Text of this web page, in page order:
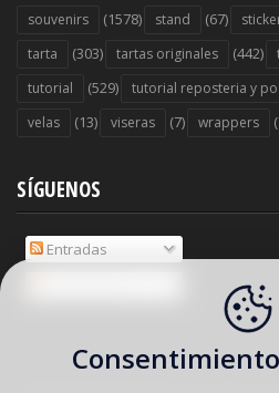
souvenirs (1578) stand (67)
tarta (303) tartas originales (442)
tutorial (529) tutorial reposteria y
velas (13) viseras (7) wrappers
SÍGUENOS
Entradas